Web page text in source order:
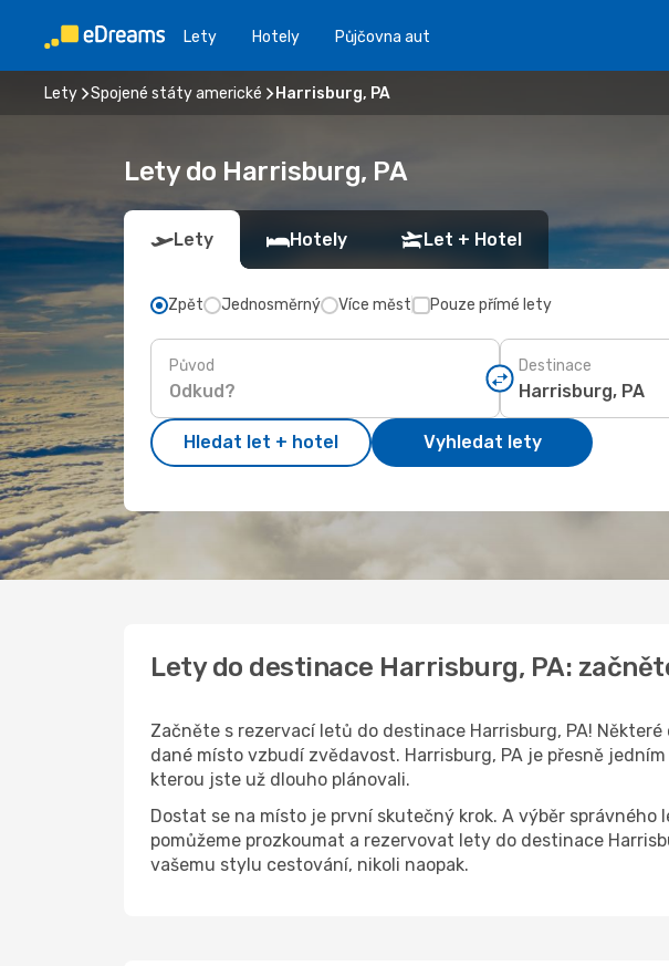
Lety Hotely Půjčovna aut
Lety Spojené státy americké Harrisburg, PA
Lety do Harrisburg, PA
Lety Hotely Let + Hotel
Zpět Jednosměrný Více měst Pouze přímé lety
Původ Destinace
Hledat let + hotel Vyhledat lety
Lety do destinace Harrisburg, PA:
Začněte s rezervací letů do destinace Harrisburg, PA!
dané místo vzbudí zvědavost. Harrisburg, PA je přesně
kterou jste už dlouho plánovali.
Dostat se na místo je první skutečný krok. A výběr
pomůžeme prozkoumat a rezervovat lety do destinace
vašemu stylu cestování, nikoli naopak.